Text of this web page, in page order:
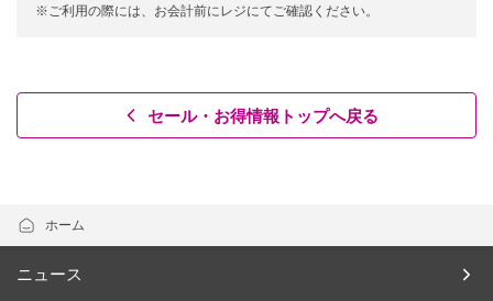
※ご利用の際には、お会計前にレジにてご確認ください。
セール・お得情報トップへ戻る
ホーム
ニュース